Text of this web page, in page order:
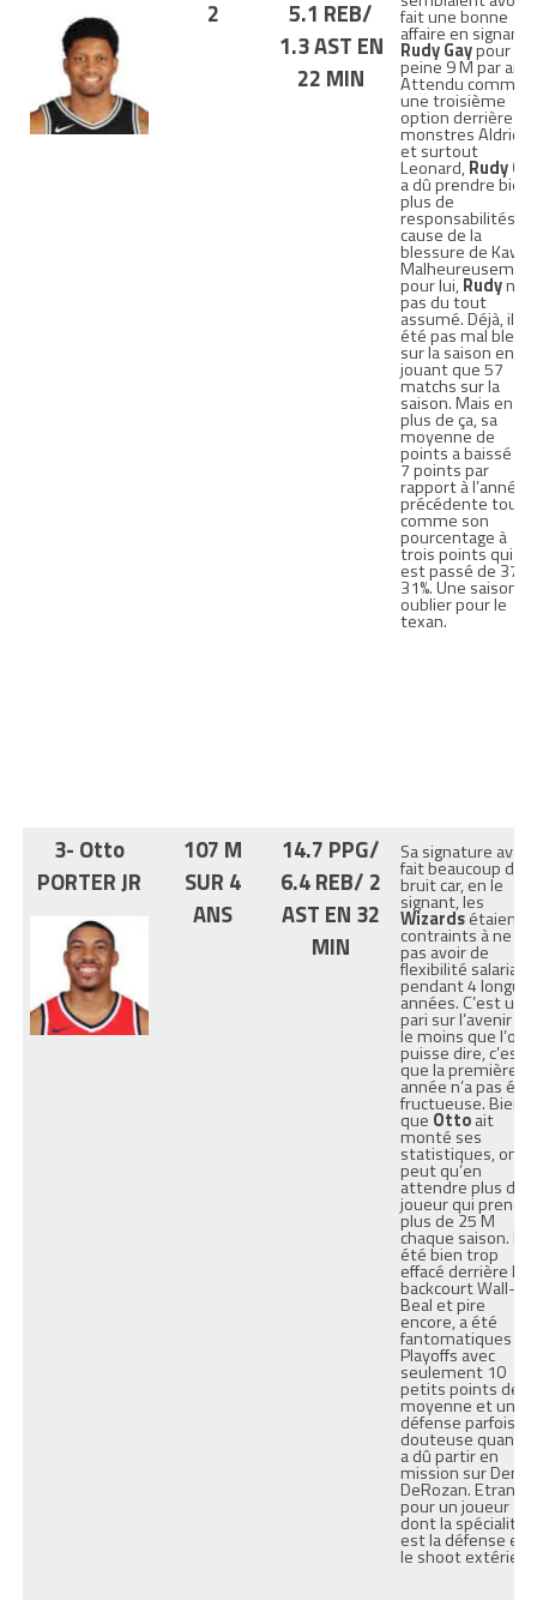
2
5.1 REB/
1.3 AST EN
22 MIN
fait une bonne
affaire en signant
RudyGaypour à
peine 9 M par an.
Attendu comme
une troisième
option derrière
monstres
et surtout
Leonard,Rudy
a dû prendre bien
plus de
responsabilités à
cause de la
blessure de
pour lui,Rudyn’a
pas du tout
assumé. Déjà, il a
été pas mal
sur la saison en ne
jouant que 57
matchs sur la
saison. Mais en
plus de ça, sa
moyenne de
points a baissé de
7 points par
rapport à l’année
précédente tout
comme son
pourcentage à
trois points qui
est passé de 37 à
31%. Une saison à
oublier pour le
texan.
3- Otto
PORTER JR
107 M
SUR 4
ANS
14.7 PPG/
6.4 REB/ 2
AST EN 32
MIN
Sa signature avait
fait beaucoup de
bruit car, en le
signant, les
Wizardsétaient
contraints à ne
pas avoir de
flexibilité salariale
pendant 4
années. C’est un
pari sur l’avenir et
le moins que l’on
puisse dire, c’est
que la première
année n’a pas été
fructueuse. Bien
que Ottoait
monté ses
statistiques, on
peut qu’en
attendre plus
joueur qui prend
plus de 25 M
chaque saison. Il a
été bien trop
effacé derrière le
backcourt Wall-
Beal et pire
encore, a été
fantomatiques en
Playoffs avec
seulement 10
petits points de
moyenne et une
défense parfois
douteuse quand il
a dû partir en
mission sur
DeRozan. Etrange
pour un joueur
dont la spécialité
est la défense et
le shoot extérieur.